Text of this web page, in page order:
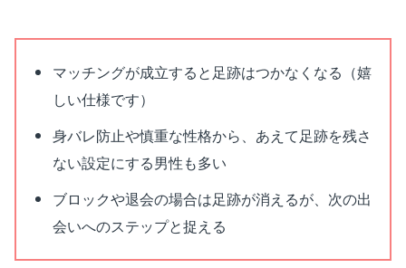
マッチングが成立すると足跡はつかなくなる（嬉
しい仕様です）
身バレ防止や慎重な性格から、あえて足跡を残さ
ない設定にする男性も多い
ブロックや退会の場合は足跡が消えるが、次の出
会いへのステップと捉える